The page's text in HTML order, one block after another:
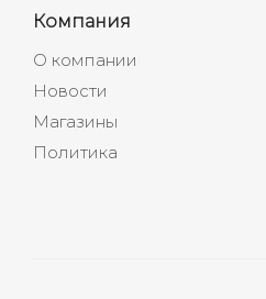
Компания
О компании
Новости
Магазины
Политика